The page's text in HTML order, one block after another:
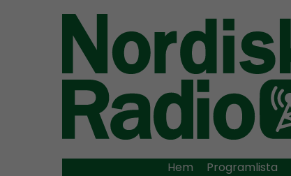
Hem Programlista